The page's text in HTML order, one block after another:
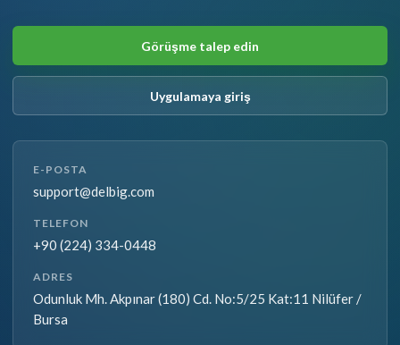
Görüşme talep edin
Uygulamaya giriş
E-POSTA
support@delbig.com
TELEFON
+90 (224) 334-0448
ADRES
Odunluk Mh. Akpınar (180) Cd. No:5/25 Kat:11 Nilüfer /
Bursa